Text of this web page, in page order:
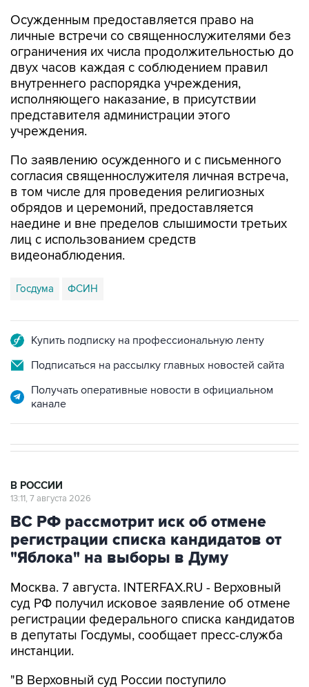
Осужденным предоставляется право на
личные встречи со священнослужителями без
ограничения их числа продолжительностью до
двух часов каждая с соблюдением правил
внутреннего распорядка учреждения,
исполняющего наказание, в присутствии
представителя администрации этого
учреждения.
По заявлению осужденного и с письменного
согласия священнослужителя личная встреча,
в том числе для проведения религиозных
обрядов и церемоний, предоставляется
наедине и вне пределов слышимости третьих
лиц с использованием средств
видеонаблюдения.
Госдума ФСИН
Купить подписку на профессиональную ленту
Подписаться на рассылку главных новостей сайта
Получать оперативные новости в официальном
канале
В РОССИИ
13:11, 7 августа 2026
ВС РФ рассмотрит иск об отмене
регистрации списка кандидатов от
"Яблока" на выборы в Думу
Москва. 7 августа. INTERFAX.RU - Верховный
суд РФ получил исковое заявление об отмене
регистрации федерального списка кандидатов
в депутаты Госдумы, сообщает пресс-служба
инстанции.
"В Верховный суд России поступило